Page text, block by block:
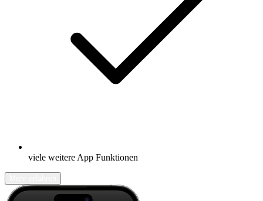
viele weitere App Funktionen